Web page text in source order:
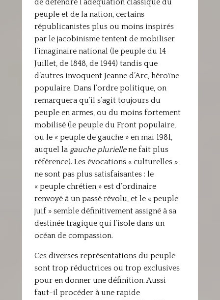
de défendre l’adéquation classique du
peuple et de la nation, certains
républicanistes plus ou moins inspirés
par le jacobinisme tentent de mobiliser
l’imaginaire national (le peuple du 14
Juillet, de 1848, de 1944) tandis que
d’autres invoquent Jeanne d’Arc, héroïne
populaire. Dans l’ordre politique, on
remarquera qu’il s’agit toujours du
peuple en armes, ou du moins fortement
mobilisé (le peuple du Front populaire,
ou le « peuple de gauche » en mai 1981,
auquel la gauche pluriellene fait plus
référence). Les évocations « culturelles »
ne sont pas plus satisfaisantes : le
« peuple chrétien » est d’ordinaire
renvoyé à un passé révolu, et le « peuple
juif » semble définitivement assigné à sa
destinée tragique qui l’isole dans un
océan de compassion.
Ces diverses représentations du peuple
sont trop réductrices ou trop exclusives
pour en donner une définition. Aussi
faut-il procéder à une rapide